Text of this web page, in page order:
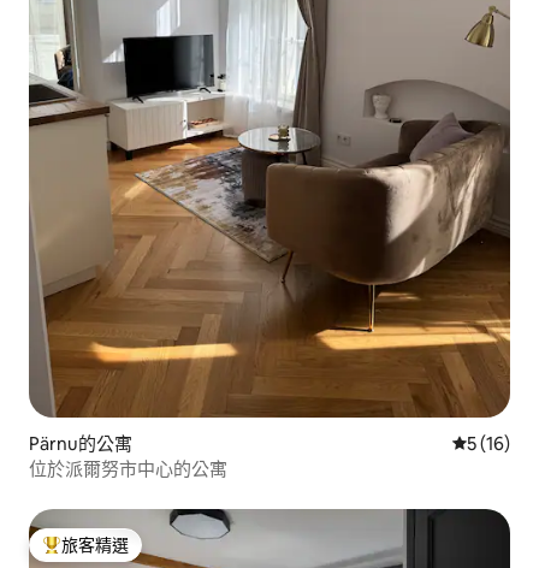
Pärnu的公寓 從 16 則
5 (16)
位於派爾努市中心的公寓
旅客精選榜首
旅客精選